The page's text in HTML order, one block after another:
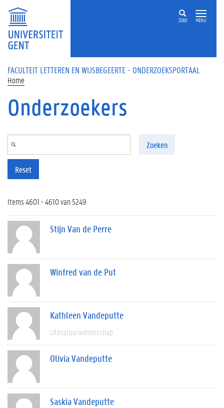
Overslaan en naar de inhoud gaan
ZOEK MENU
FACULTEIT LETTEREN EN WIJSBEGEERTE - ONDERZOEKSPORTAAL
Home
Onderzoekers
Zoeken
Reset
Items 4601 - 4610 van 5249
Stijn Van de Perre
Winfred van de Put
Kathleen Vandeputte
Literatuurwetenschap
Olivia Vandeputte
Saskia Vandeputte